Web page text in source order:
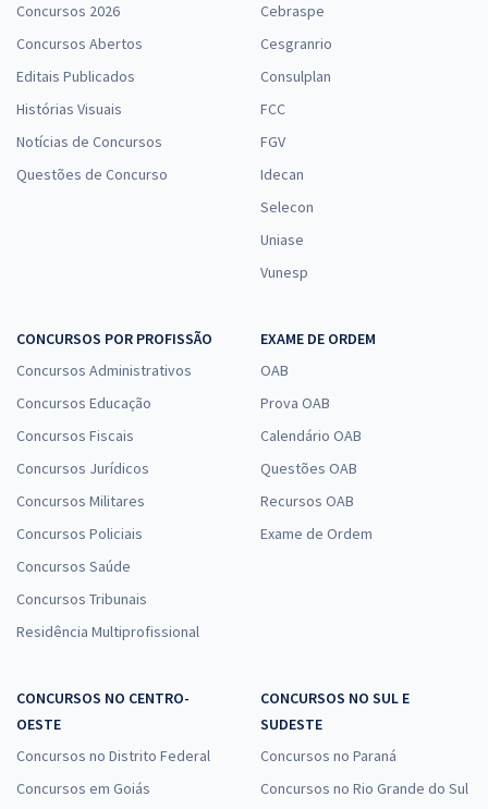
Concursos 2026
Concursos Abertos
Editais Publicados
Histórias Visuais
Notícias de Concursos
Questões de Concurso
Cebraspe
Cesgranrio
Consulplan
FCC
FGV
Idecan
Selecon
Uniase
Vunesp
CONCURSOS POR PROFISSÃO
Concursos Administrativos
Concursos Educação
Concursos Fiscais
Concursos Jurídicos
Concursos Militares
Concursos Policiais
Concursos Saúde
Concursos Tribunais
Residência Multiprofissional
EXAME DE ORDEM
OAB
Prova OAB
Calendário OAB
Questões OAB
Recursos OAB
Exame de Ordem
CONCURSOS NO CENTRO-
OESTE
Concursos no Distrito Federal
Concursos em Goiás
CONCURSOS NO SUL E
SUDESTE
Concursos no Paraná
Concursos no Rio Grande do Sul